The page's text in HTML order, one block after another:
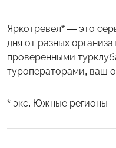
Яркотревел* — это
дня от разных
проверенными
туроператорами, ваш
* экс. Южные регионы